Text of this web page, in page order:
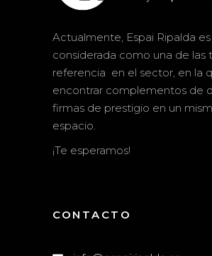
Actualmente, Espai Ripalda es
considerada como una de las
referencia en el sector, en la
encontrar complementos de
firmas de prestigio en un
espacio.
¡Te esperamos!
CONTACTO